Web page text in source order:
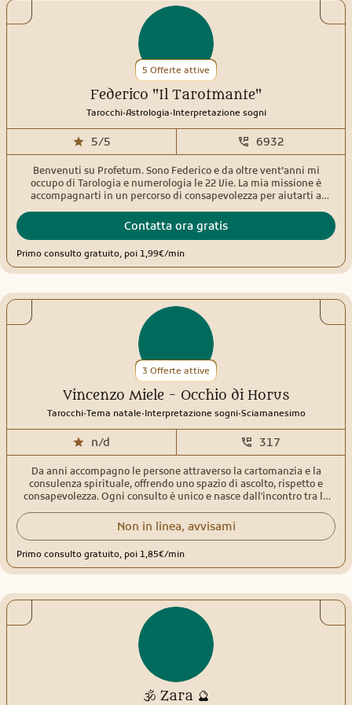
relazioni, ritorni, cambiamenti e tutto ciò che sta cercando di
emergere nella tua vita
5 Offerte attive
Federico "Il Tarotmante"
Tarocchi.Astrologia.Interpretazione sogni
5/5 6932
Benvenuti su Profetum. Sono Federico e da oltre vent’anni mi
occupo di Tarologia e numerologia le 22 Vie. La mia missione è
accompagnarti in un percorso di consapevolezza per aiutarti a
Attraverso un ascolto empatico e lo studio degli Arcani, ti offro gli
strumenti per comprendere meglio il tuo presente e sbloccare il tuo
per affrontare le sfide della vita con rinnovata fiducia. Codice etico
Per deontologia professionale, non tratto i seguenti argomenti:
consulenze per minorenni. Gioco d’azzardo e numeri del lotto.
Ritualistica, magia o legamenti. Per queste necessità ti invito a
consultare i professionisti di settore competenti. Sono a tua
disposizione per iniziare insieme questo viaggio verso la tua
Contatta ora gratis
Primo consulto gratuito, poi 1,99€/min
3 Offerte attive
Vincenzo Miele - Occhio di Horus
Tarocchi.Tema natale.Interpretazione sogni.Sciamanesimo
n/d 317
Da anni accompagno le persone attraverso la cartomanzia e la
consulenza spirituale, offrendo uno spazio di ascolto, rispetto e
consapevolezza. Ogni consulto è unico e nasce dall'incontro tra la
approfondito diverse discipline spirituali che oggi fanno parte del
mio metodo di lavoro. Utilizzo Sibille, Tarocchi e Oracoli Egizi,
integrando anche la numerologia e lo sciamanesimo per offrire una
lettura completa e personalizzata. Mi occupo di amore, lavoro,
persone a comprendere meglio le energie e le possibilità che si
presentano lungo il loro cammino. Ti ringrazio per aver dedicato il
tuo tempo a conoscermi. Sarà un piacere accompagnarti con serietà,
Non in linea, avvisami
Primo consulto gratuito, poi 1,85€/min
🕉️ Zara 🔮